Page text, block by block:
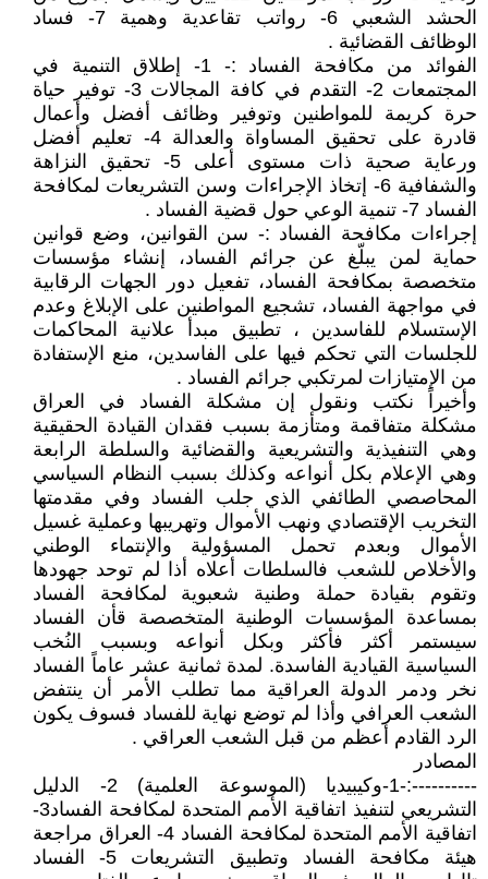
الحشد الشعبي 6- رواتب تقاعدية وهمية 7- فساد
الوظائف القضائية .
الفوائد من مكافحة الفساد :- 1- إطلاق التنمية في
المجتمعات 2- التقدم في كافة المجالات 3- توفير حياة
حرة كريمة للمواطنين وتوفير وظائف أفضل وأعمال
قادرة على تحقيق المساواة والعدالة 4- تعليم أفضل
ورعاية صحية ذات مستوى أعلى 5- تحقيق النزاهة
والشفافية 6- إتخاذ الإجراءات وسن التشريعات لمكافحة
الفساد 7- تنمية الوعي حول قضية الفساد .
إجراءات مكافحة الفساد :- سن القوانين، وضع قوانين
حماية لمن يبلّغ عن جرائم الفساد، إنشاء مؤسسات
متخصصة بمكافحة الفساد، تفعيل دور الجهات الرقابية
في مواجهة الفساد، تشجيع المواطنين على الإبلاغ وعدم
الإستسلام للفاسدين ، تطبيق مبدأ علانية المحاكمات
للجلسات التي تحكم فيها على الفاسدين، منع الإستفادة
من الإمتيازات لمرتكبي جرائم الفساد .
وأخيراً نكتب ونقول إن مشكلة الفساد في العراق
مشكلة متفاقمة ومتأزمة بسبب فقدان القيادة الحقيقية
وهي التنفيذية والتشريعية والقضائية والسلطة الرابعة
وهي الإعلام بكل أنواعه وكذلك بسبب النظام السياسي
المحاصصي الطائفي الذي جلب الفساد وفي مقدمتها
التخريب الإقتصادي ونهب الأموال وتهريبها وعملية غسيل
الأموال وبعدم تحمل المسؤولية والإنتماء الوطني
والأخلاص للشعب فالسلطات أعلاه أذا لم توحد جهودها
وتقوم بقيادة حملة وطنية شعبوية لمكافحة الفساد
بمساعدة المؤسسات الوطنية المتخصصة قأن الفساد
سيستمر أكثر فأكثر وبكل أنواعه وبسبب النُخب
السياسية القيادية الفاسدة. لمدة ثمانية عشر عاماً الفساد
نخر ودمر الدولة العراقية مما تطلب الأمر أن ينتفض
الشعب العرافي وأذا لم توضع نهاية للفساد فسوف يكون
الرد القادم أعظم من قبل الشعب العراقي .
المصادر
----------:-1-وكيبيديا (الموسوعة العلمية) 2- الدليل
التشريعي لتنفيذ اتفاقية الأمم المتحدة لمكافحة الفساد3-
اتفاقية الأمم المتحدة لمكافحة الفساد 4- العراق مراجعة
هيئة مكافحة الفساد وتطبيق التشريعات 5- الفساد